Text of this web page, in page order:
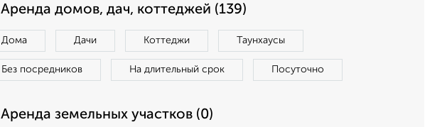
Аренда домов, дач, коттеджей (139)
Дома Дачи Коттеджи Таунхаусы
Без посредников На длительный срок Посуточно
Аренда земельных участков (0)